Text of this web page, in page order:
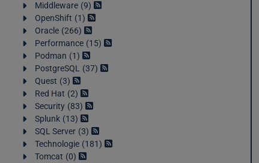
Middleware 9
OpenShift 1
Oracle 266
Performance 15
Podman 1
PostgreSQL 37
Quest 3
Red Hat 2
Security 83
Splunk 13
SQL Server 3
Technologie 181
Tomcat 0